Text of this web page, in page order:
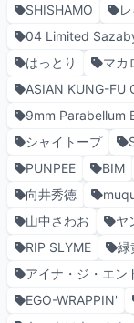
SHISHAMO
04 Limited
はっとり
マカ
ASIAN KUNG-FU
9mm Parabellum
シャイトープ
PUNPEE
BIM
向井秀徳
山中さわお
ヤ
RIP SLYME
緑
アイナ・ジ・エン
EGO-WRAPPIN'